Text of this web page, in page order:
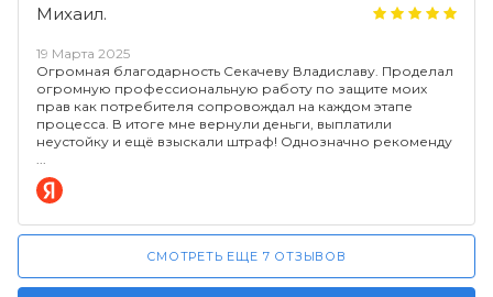
Михаил.
19 Марта 2025
Огромная благодарность Секачеву Владиславу. Проделал
огромную профессиональную работу по защите моих
прав как потребителя сопровождал на каждом этапе
процесса. В итоге мне вернули деньги, выплатили
неустойку и ещё взыскали штраф! Однозначно рекоменду
СМОТРЕТЬ ЕЩЕ 7 ОТЗЫВОВ